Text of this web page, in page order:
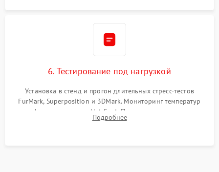
6. Тестирование под нагрузкой
Установка в стенд и прогон длительных стресс-тестов
FurMark, Superposition и 3DMark. Мониторинг температур
графического чипа и Hot Spot. Проверка на отсутствие
артефактов изображения, вылетов драйвера и зависаний.
Подробнее